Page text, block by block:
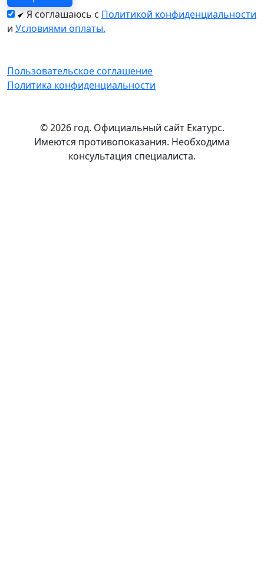
Я соглашаюсь с Политикой конфиденциальности
и Условиями оплаты.
Пользовательское соглашение
Политика конфиденциальности
© 2026 год. Официальный сайт Екатурс.
Имеются противопоказания. Необходима
консультация специалиста.